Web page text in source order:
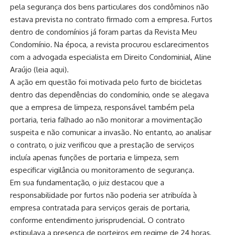
pela segurança dos bens particulares dos condôminos não
estava prevista no contrato firmado com a empresa. Furtos
dentro de condomínios já foram partas da Revista Meu
Condomínio. Na época, a revista procurou esclarecimentos
com a advogada especialista em Direito Condominial, Aline
Araújo (leia aqui).
A ação em questão foi motivada pelo furto de bicicletas
dentro das dependências do condomínio, onde se alegava
que a empresa de limpeza, responsável também pela
portaria, teria falhado ao não monitorar a movimentação
suspeita e não comunicar a invasão. No entanto, ao analisar
o contrato, o juiz verificou que a prestação de serviços
incluía apenas funções de portaria e limpeza, sem
especificar vigilância ou monitoramento de segurança.
Em sua fundamentação, o juiz destacou que a
responsabilidade por furtos não poderia ser atribuída à
empresa contratada para serviços gerais de portaria,
conforme entendimento jurisprudencial. O contrato
estipulava a presença de porteiros em regime de 24 horas,